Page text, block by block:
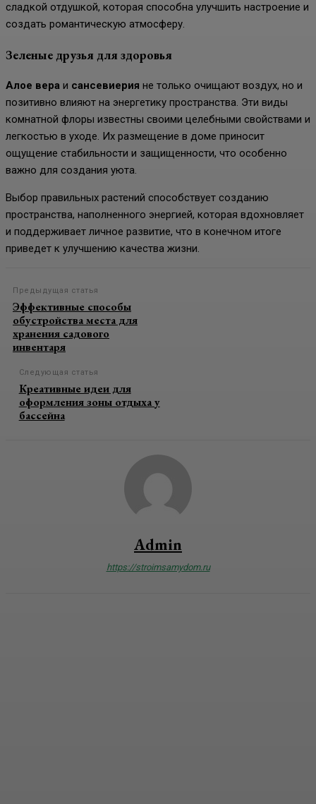
сладкой отдушкой, которая способна улучшить настроение и
создать романтическую атмосферу.
Зеленые друзья для здоровья
Алое вера и сансевиерия не только очищают воздух, но и
позитивно влияют на энергетику пространства. Эти виды
комнатной флоры известны своими целебными свойствами и
легкостью в уходе. Их размещение в доме приносит
ощущение стабильности и защищенности, что особенно
важно для создания уюта.
Выбор правильных растений способствует созданию
пространства, наполненного энергией, которая вдохновляет
и поддерживает личное развитие, что в конечном итоге
приведет к улучшению качества жизни.
Предыдущая статья
Эффективные способы
обустройства места для
хранения садового
инвентаря
Следующая статья
Креативные идеи для
оформления зоны отдыха у
бассейна
Admin
https://stroimsamydom.ru